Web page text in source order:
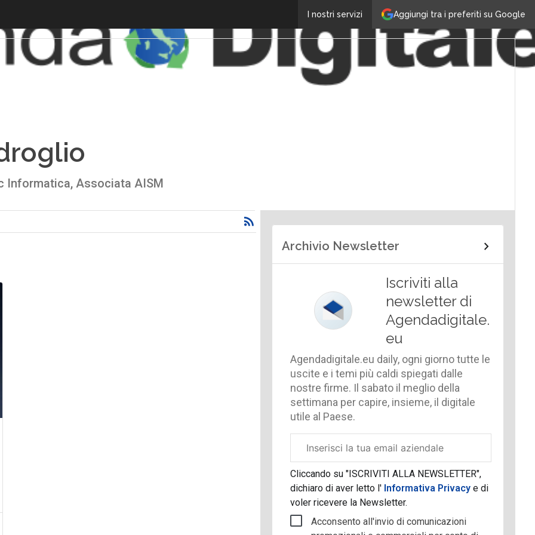
Aggiungi tra i preferiti su Google
I nostri servizi
Informatica, Associata AISM
Archivio Newsletter
Iscriviti alla
newsletter di
Agendadigitale.
eu
Agendadigitale.eu daily, ogni giorno tutte le
uscite e i temi più caldi spiegati dalle
nostre firme. Il sabato il meglio della
settimana per capire, insieme, il digitale
utile al Paese.
aziendale
Cliccando su "ISCRIVITI ALLA NEWSLETTER",
dichiaro di aver letto l' Informativa Privacye di
voler ricevere la Newsletter.
Acconsento all'invio di comunicazioni